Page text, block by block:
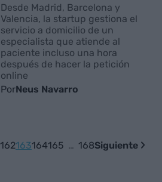
Desde Madrid, Barcelona y
Valencia, la startup gestiona el
servicio a domicilio de un
especialista que atiende al
paciente incluso una hora
después de hacer la petición
online
PorNeus Navarro
162163164165 … 168Siguiente